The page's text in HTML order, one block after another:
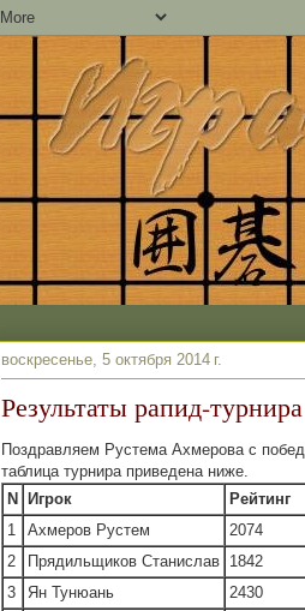
воскресенье, 5 октября 2014 г.
Результаты рапид-
Поздравляем Рустема Ахмерова с
таблица турнира приведена ниже.
N
Игрок Рейтинг
1
Ахмеров Рустем 2074
2
Прядильщиков Станислав 1842
3
Ян Тунюань 2430